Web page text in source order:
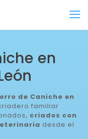
en
de Caniche en
familiar
criados con
desde el